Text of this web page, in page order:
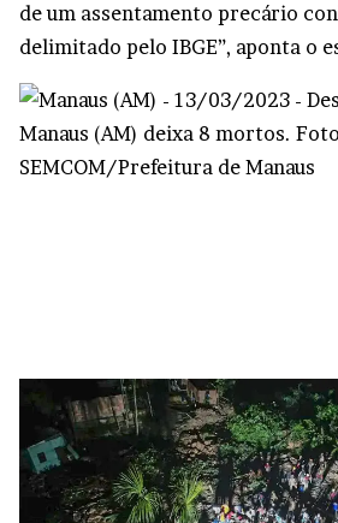
de um assentamento precário
delimitado pelo IBGE”, aponta o